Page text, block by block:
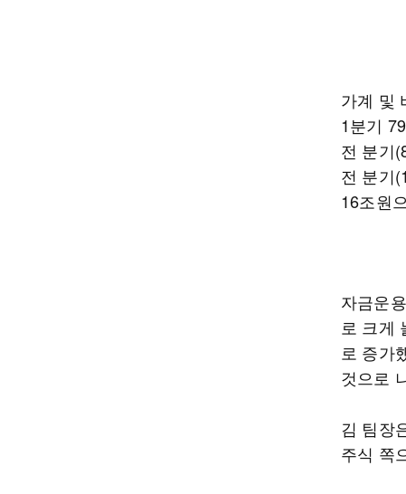
가계 및
1분기
전 분기
전 분기
16조원
자금운
로 크게
로 증가
것으로
김 팀장
주식 쪽